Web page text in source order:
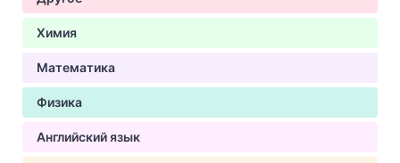
Химия
Математика
Физика
Английский язык